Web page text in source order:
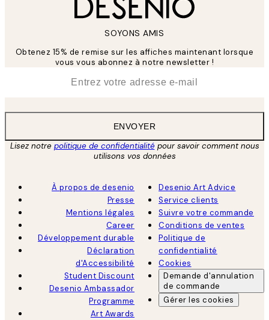
SOYONS AMIS
Obtenez 15% de remise sur les affiches maintenant lorsque
vous vous abonnez à notre newsletter !
ENVOYER
Lisez notre politique de confidentialitépour savoir comment nous
utilisons vos données
À propos de desenio
Presse
Mentions légales
Career
Développement durable
Déclaration
d'Accessibilité
Student Discount
Desenio Ambassador
Programme
Art Awards
Desenio Art Advice
Service clients
Suivre votre commande
Conditions de ventes
Politique de
confidentialité
Cookies
Demande d'annulation
de commande
Gérer les cookies